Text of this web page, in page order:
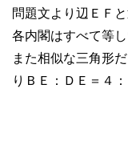
問題文より辺ＥＦ
各内閣はすべて等
また相似な三角形
りＢＥ：ＤＥ＝４